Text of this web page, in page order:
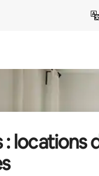
: locations